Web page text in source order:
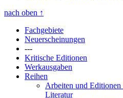
nach oben ↑
Fachgebiete
Neuerscheinungen
---
Kritische Editionen
Werkausgaben
Reihen
Arbeiten und
Literatur